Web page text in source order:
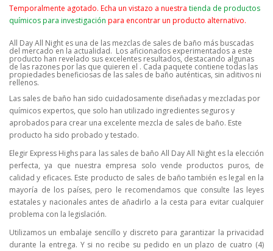
Temporalmente agotado. Echa un vistazo a nuestra tienda de productos
químicos para investigación para encontrar un producto alternativo.
All Day All Night es una de las mezclas de sales de baño más buscadas
del mercado en la actualidad. Los aficionados experimentados a este
producto han revelado sus excelentes resultados, destacando algunas
de las razones por las que quieren el . Cada paquete contiene todas las
propiedades beneficiosas de las sales de baño auténticas, sin aditivos ni
rellenos.
Las sales de baño han sido cuidadosamente diseñadas y mezcladas por
químicos expertos, que solo han utilizado ingredientes seguros y
aprobados para crear una excelente mezcla de sales de baño. Este
producto ha sido probado y testado.
Elegir Express Highs para las sales de baño All Day All Night es la elección
perfecta, ya que nuestra empresa solo vende productos puros, de
calidad y eficaces. Este producto de sales de baño también es legal en la
mayoría de los países, pero le recomendamos que consulte las leyes
estatales y nacionales antes de añadirlo a la cesta para evitar cualquier
problema con la legislación.
Utilizamos un embalaje sencillo y discreto para garantizar la privacidad
durante la entrega. Y si no recibe su pedido en un plazo de cuatro (4)